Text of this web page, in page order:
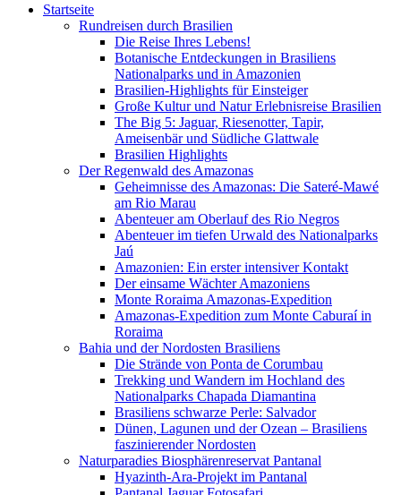
Startseite
Rundreisen durch Brasilien
Die Reise Ihres Lebens!
Botanische Entdeckungen in Brasiliens
Nationalparks und in Amazonien
Brasilien-Highlights für Einsteiger
Große Kultur und Natur Erlebnisreise Brasilien
The Big 5: Jaguar, Riesenotter, Tapir,
Ameisenbär und Südliche Glattwale
Brasilien Highlights
Der Regenwald des Amazonas
Geheimnisse des Amazonas: Die Sateré-Mawé
am Rio Marau
Abenteuer am Oberlauf des Rio Negros
Abenteuer im tiefen Urwald des Nationalparks
Jaú
Amazonien: Ein erster intensiver Kontakt
Der einsame Wächter Amazoniens
Monte Roraima Amazonas-Expedition
Amazonas-Expedition zum Monte Caburaí in
Roraima
Bahia und der Nordosten Brasiliens
Die Strände von Ponta de Corumbau
Trekking und Wandern im Hochland des
Nationalparks Chapada Diamantina
Brasiliens schwarze Perle: Salvador
Dünen, Lagunen und der Ozean – Brasiliens
faszinierender Nordosten
Naturparadies Biosphärenreservat Pantanal
Hyazinth-Ara-Projekt im Pantanal